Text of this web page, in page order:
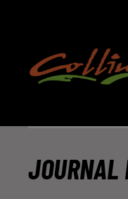
JOURNAL